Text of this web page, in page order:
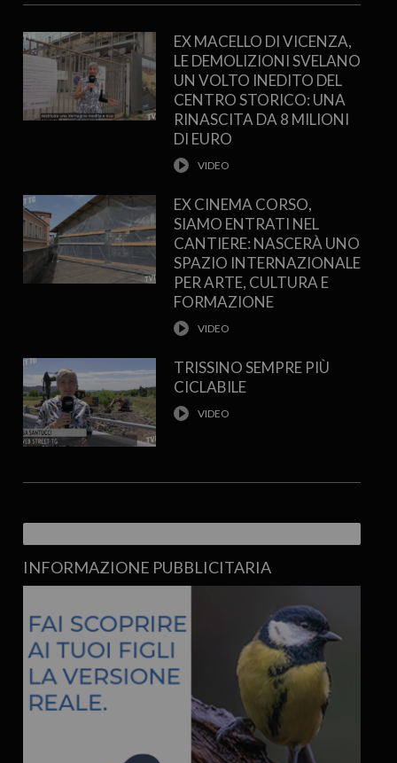
EX MACELLO DI VICENZA,
LE DEMOLIZIONI SVELANO
UN VOLTO INEDITO DEL
CENTRO STORICO: UNA
RINASCITA DA 8 MILIONI
DI EURO
EX CINEMA CORSO,
SIAMO ENTRATI NEL
CANTIERE: NASCERÀ UNO
SPAZIO INTERNAZIONALE
PER ARTE, CULTURA E
FORMAZIONE
TRISSINO SEMPRE PIÙ
CICLABILE
INFORMAZIONE PUBBLICITARIA